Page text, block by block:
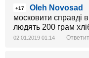
+17
Oleh Novosad
московити справді
людять 200 грам
02.01.2019 01:14